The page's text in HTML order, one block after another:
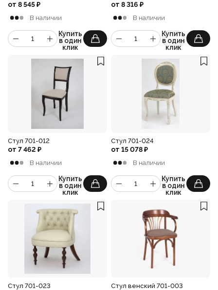
от 8 545₽
В наличии
Купить
в один
клик
от 8 316 ₽
В наличии
Купить
в один
клик
Стул 701-012
от 7 462 ₽
В наличии
Купить
в один
клик
Стул 701-024
от 15 078₽
В наличии
Купить
в один
клик
Стул 701-023 Стул венский 701-003